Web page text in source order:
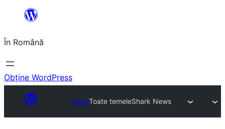
conținut
În Română
Obține WordPress
TemeToate temeleShark News